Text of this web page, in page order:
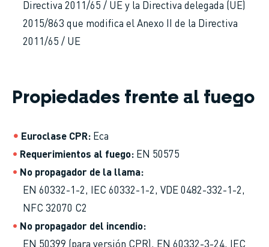
Directiva 2011/65 / UE y la Directiva delegada (UE)
2015/863 que modifica el Anexo II de la Directiva
2011/65 / UE
Propiedades frente al fuego
Euroclase CPR Eca
Requerimientos al fuego EN 50575
No propagador de la llama
EN 60332-1-2, IEC 60332-1-2, VDE 0482-332-1-2,
NFC 32070 C2
No propagador del incendio
EN 50399 (para versión CPR), EN 60332-3-24, IEC